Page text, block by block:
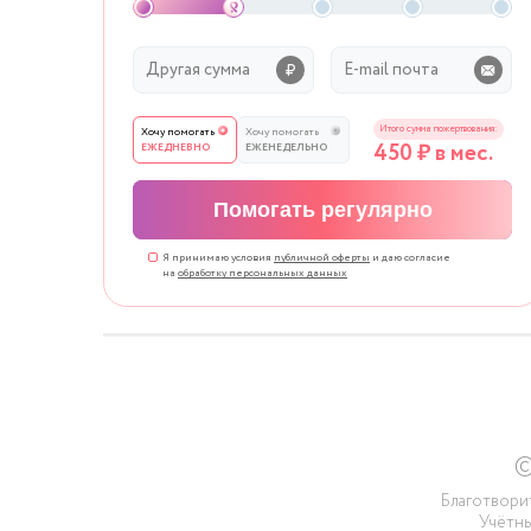
Хочу помогать
ЕЖЕДНЕВНО
Хочу помогать
ЕЖЕНЕДЕЛЬНО
Итого сумма пожертвования:
450₽ в мес.
Помогать регулярно
Я принимаю условия публичной оферты и даю согласие
на обработку персональных данных